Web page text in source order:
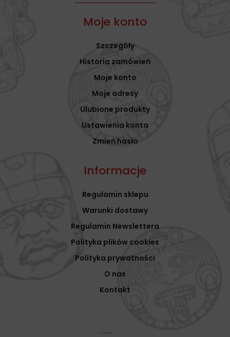
Moje konto
Szczegóły
Historia zamówień
Moje konto
Moje adresy
Ulubione produkty
Ustawienia konta
Zmień hasło
Informacje
Regulamin sklepu
Warunki dostawy
Regulamin Newslettera
Polityka plików cookies
Polityka prywatności
O nas
Kontakt